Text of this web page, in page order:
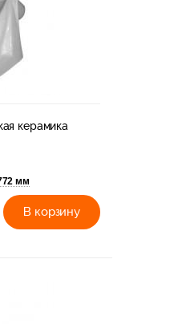
керамика
мм
В корзину